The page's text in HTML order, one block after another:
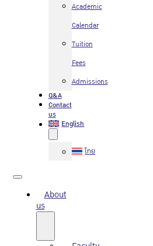
Academic
Calendar
Tuition
Fees
Admissions
Q&A
Contact
us
English
ไทย
About
us